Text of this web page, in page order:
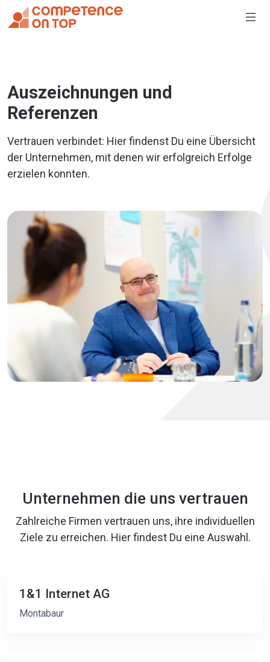
Auszeichnungen und
Referenzen
Vertrauen verbindet: Hier findenst Du eine Übersicht
der Unternehmen, mit denen wir erfolgreich Erfolge
erzielen konnten.
Unternehmen die uns vertrauen
Zahlreiche Firmen vertrauen uns, ihre individuellen
Ziele zu erreichen. Hier findest Du eine Auswahl.
1&1 Internet AG
Montabaur